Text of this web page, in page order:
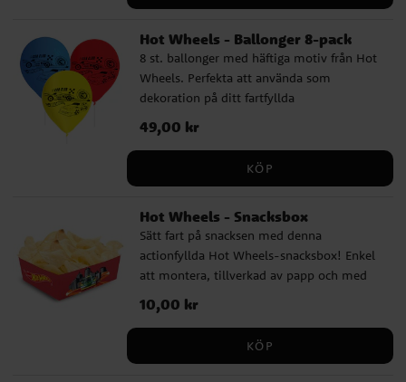
Hot Wheels - Ballonger 8-pack
8 st. ballonger med häftiga motiv från Hot
Wheels. Perfekta att använda som
dekoration på ditt fartfyllda
födelsedagskalas. Ballongerna blir ca 30
cm i diameter när de är uppblåsta och kan
uppblåsning med luft rekommenderar vi
Pris :49,00 kr
49,00 kr
KÖP
Hot Wheels - Snacksbox
Sätt fart på snacksen med denna
actionfyllda Hot Wheels-snacksbox! Enkel
att montera, tillverkad av papp och med
måtten 15 x 11 x 6 cm – perfekt för snacks
på ett racingkalas. Säljs styckvis.
Pris:10,00 kr
10,00 kr
KÖP